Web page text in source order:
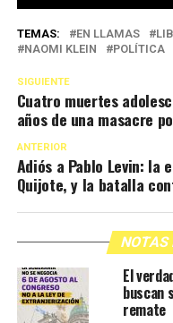
TEMAS: EN LLAMAS
NAOMI KLEIN
POLÍTICA
SIGUIENTE
Cuatro muertes
años de una masacre
ANTERIOR
Adiós a Pablo Levin: la
Quijote, y la batalla
NOTAS
El
buscan
remate